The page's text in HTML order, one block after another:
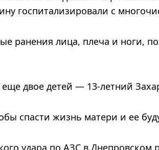
госпитализировали с
ранения лица, плеча и ноги,
двое детей — 13-летний
спасти жизнь матери и ее
удара по АЗС в Днепровском